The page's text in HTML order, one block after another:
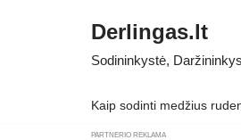
Derlingas.lt
Sodininkystė,
Kaip sodinti medžius
PARTNERIO REKLAMA